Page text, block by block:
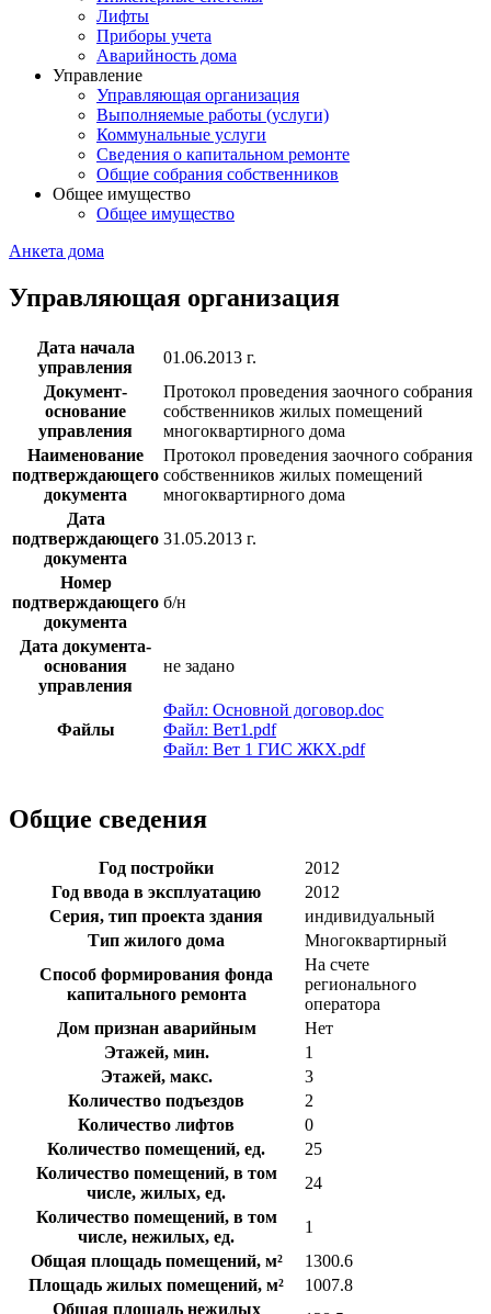
Лифты
Приборы учета
Аварийность дома
Управление
Управляющая организация
Выполняемые работы (услуги)
Коммунальные услуги
Сведения о капитальном ремонте
Общие собрания собственников
Общее имущество
Общее имущество
Анкета дома
Управляющая организация
Дата начала
управления
01.06.2013 г.
Документ-
основание
управления
Протокол проведения заочного собрания
собственников жилых помещений
многоквартирного дома
Наименование
подтверждающего
документа
Протокол проведения заочного собрания
собственников жилых помещений
многоквартирного дома
Дата
подтверждающего
документа
31.05.2013 г.
Номер
подтверждающего
документа
б/н
Дата документа-
основания
управления
не задано
Файлы
Файл: Основной договор.doc
Файл: Вет1.pdf
Файл: Вет 1 ГИС ЖКХ.pdf
Общие сведения
Год постройки
2012
Год ввода в эксплуатацию
2012
Серия, тип проекта здания
индивидуальный
Тип жилого дома
Многоквартирный
Способ формирования фонда
капитального ремонта
На счете
регионального
оператора
Дом признан аварийным
Нет
Этажей, мин.
1
Этажей, макс.
3
Количество подъездов
2
Количество лифтов
0
Количество помещений, ед.
25
Количество помещений, в том
числе, жилых, ед.
24
Количество помещений, в том
числе, нежилых, ед.
1
Общая площадь помещений, м²
1300.6
Площадь жилых помещений, м²
1007.8
Общая площадь нежилых